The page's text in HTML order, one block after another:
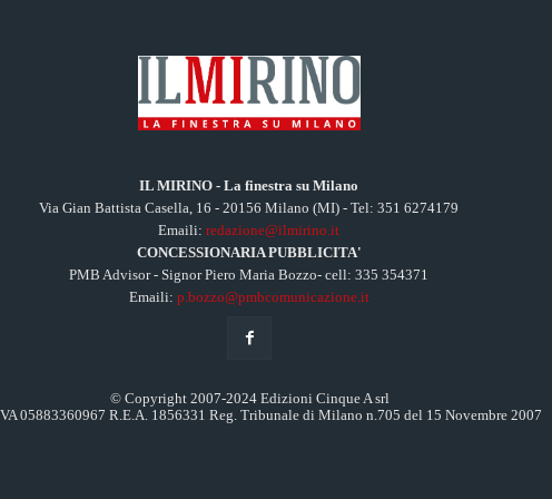
IL MIRINO - La finestra su Milano
Via Gian Battista Casella, 16 - 20156 Milano (MI) - Tel: 351 6274179
Emaili:redazione@ilmirino.it
CONCESSIONARIA PUBBLICITA'
PMB Advisor - Signor Piero Maria Bozzo- cell: 335 354371
Emaili: p.bozzo@pmbcomunicazione.it
© Copyright 2007-2024 Edizioni Cinque A srl
05883360967 R.E.A. 1856331 Reg. Tribunale di Milano n.705 del 15 Novembre 2007